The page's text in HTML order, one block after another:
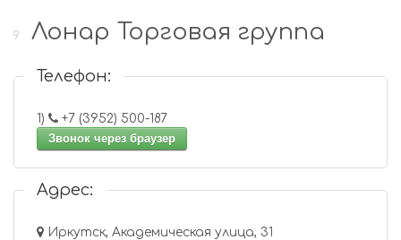
9 Лонар Торговая группа
Телефон:
1)
+7 (3952) 500-187
Звонок через браузер
Адрес:
Иркутск, Академическая улица, 31